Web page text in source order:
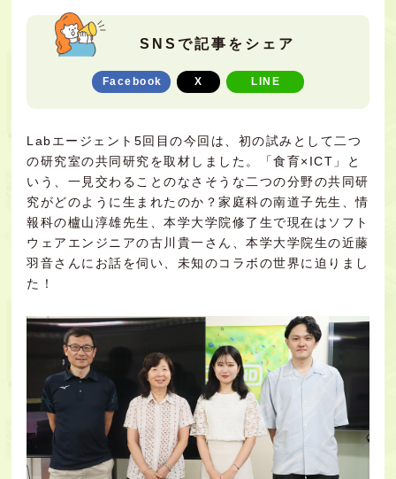
SNSで記事をシェア
Facebook X LINE
Labエージェント5回目の今回は、初の試みとして二つ
の研究室の共同研究を取材しました。「食育×ICT」と
いう、一見交わることのなさそうな二つの分野の共同研
究がどのように生まれたのか？家庭科の南道子先生、情
報科の櫨山淳雄先生、本学大学院修了生で現在はソフト
ウェアエンジニアの古川貴一さん、本学大学院生の近藤
羽音さんにお話を伺い、未知のコラボの世界に迫りまし
た！